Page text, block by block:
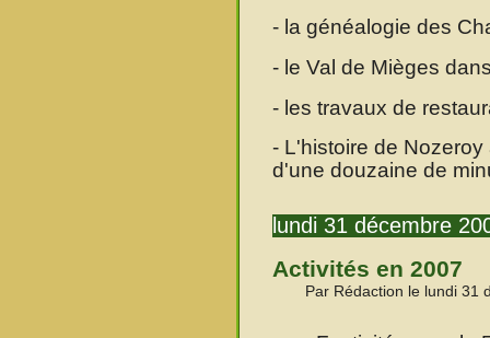
- la généalogie des
- le Val de Mièges
- les travaux de
- L'histoire de
d'une douzaine de
lundi 31 décembre
Activités en 2007
Par Rédaction le lundi 31